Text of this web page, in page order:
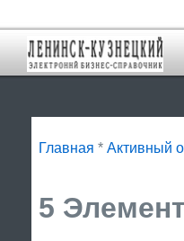
Главная * Активный
5